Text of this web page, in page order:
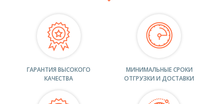
ГАРАНТИЯ ВЫСОКОГО
КАЧЕСТВА
МИНИМАЛЬНЫЕ СРОКИ
ОТГРУЗКИ И ДОСТАВКИ